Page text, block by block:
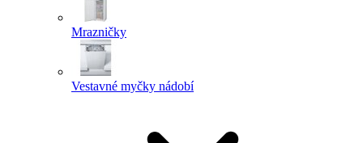
Mrazničky
Vestavné myčky nádobí